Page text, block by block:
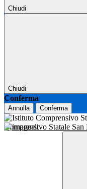
Chiudi
Chiudi
Conferma
Annulla Conferma
Comprensivo Statale